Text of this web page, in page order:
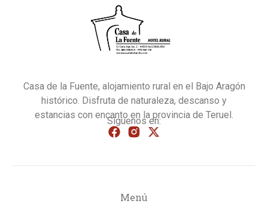
Casa de la Fuente, alojamiento rural en el Bajo Aragón
histórico. Disfruta de naturaleza, descanso y
estancias con encanto en la provincia de Teruel.
Síguenos en:
Menú